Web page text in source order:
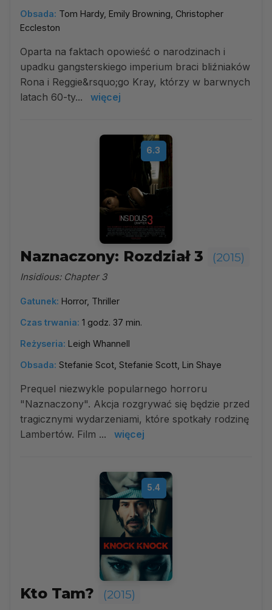
Obsada: Tom Hardy, Emily Browning, Christopher
Eccleston
Oparta na faktach opowieść o narodzinach i
upadku gangsterskiego imperium braci bliźniaków
Rona i Reggie&rsquo;go Kray, którzy w barwnych
latach 60-ty...
więcej
6.3
Naznaczony: Rozdział 3 (2015)
Insidious: Chapter 3
Gatunek: Horror, Thriller
Czas trwania: 1 godz. 37 min.
Reżyseria: Leigh Whannell
Obsada: Stefanie Scot, Stefanie Scott, Lin Shaye
Prequel niezwykle popularnego horroru
"Naznaczony". Akcja rozgrywać się będzie przed
tragicznymi wydarzeniami, które spotkały rodzinę
Lambertów. Film ...
więcej
5.4
Kto Tam? (2015)